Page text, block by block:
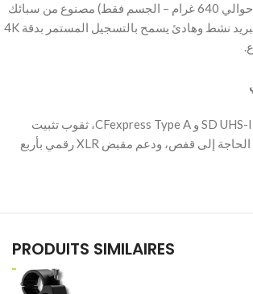
‫- هيكل خفيف ومدمج (حوالي 640 غرام – الجسم فقط) مصنوع من سبائك
المغنيسيوم، مع نظام تبريد نشط وهادئ يسمح بالتسجيل المستمر بدقة 4K
‫- فتحتا ذاكرة تدعمان SD UHS-II و CFexpress Type A، ثقوب تثبيت
مدمجة للملحقات دون الحاجة إلى قفص، ودعم مقبض XLR رقمي بأربع
PRODUITS SIMILAIRES